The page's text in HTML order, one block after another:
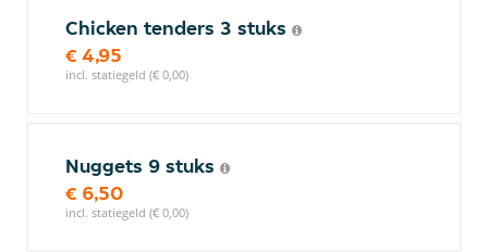
Chicken tenders 3 stuks
€ 4,95
incl. statiegeld (€ 0,00)
Nuggets 9 stuks
€ 6,50
incl. statiegeld (€ 0,00)